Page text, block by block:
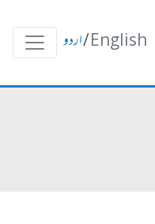
English
/اردو